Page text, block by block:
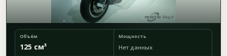
Объём
125 см³
Мощность
Нет данных